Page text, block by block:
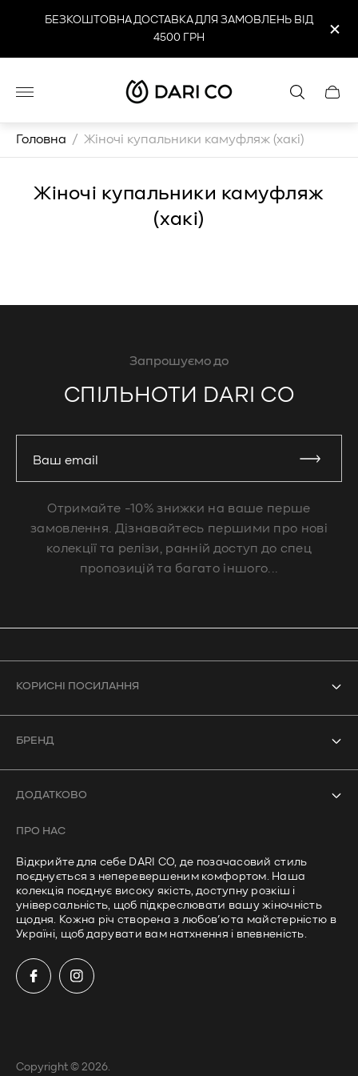
БЕЗКОШТОВНА ДОСТАВКА ДЛЯ ЗАМОВЛЕНЬ ВІД
4500 ГРН
Логотип
магазину"
Cart
Головна / Жіночі купальники камуфляж (хакі)
Жіночі купальники камуфляж
(хакі)
Запрошуємо до
СПІЛЬНОТИ DARI CO
Ваш email
Отримайте -10% знижки на ваше перше
замовлення. Дізнавайтесь першими про нові
колекції та релізи, ранній доступ до спец
пропозицій та багато іншого...
ПРО НАС
Відкрийте для себе DARI CO, де позачасовий стиль
поєднується з неперевершеним комфортом. Наша
колекція поєднує високу якість, доступну розкіш і
універсальність, щоб підкреслювати вашу жіночність
щодня. Кожна річ створена з любов’ю та майстерністю в
Україні, щоб дарувати вам натхнення і впевненість.
КОРИСНІ ПОСИЛАННЯ
Купальники
Лонгсліви
Штани
БРЕНД
ДОДАТКОВО
Політика доставки
Політика приватності
Умови використання
Політика повернення та відшкодування
Copyright © 2026.